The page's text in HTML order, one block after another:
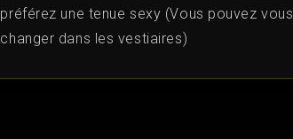
préférez une tenue sexy (Vous pouvez vous
changer dans les vestiaires)